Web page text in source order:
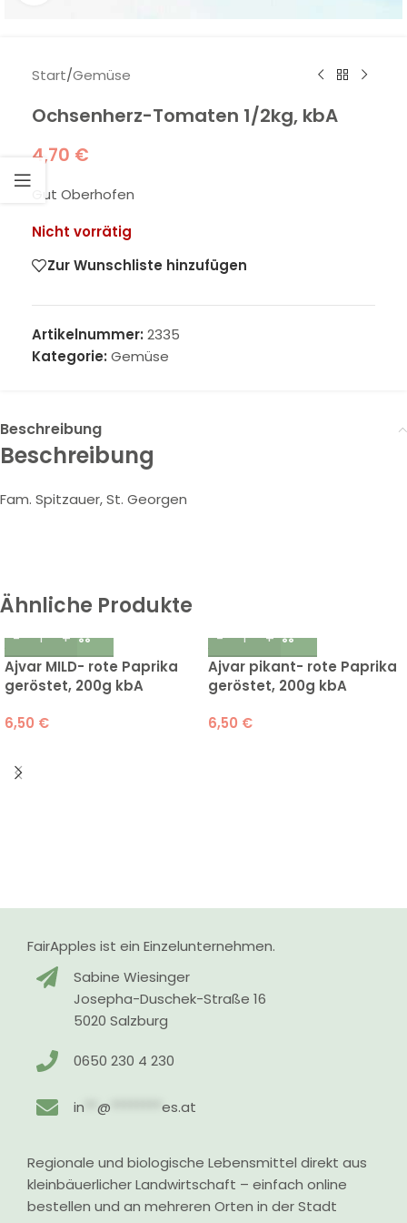
Start/Gemüse
Ochsenherz-Tomaten 1/2kg, kbA
4,70 €
Gut Oberhofen
Nicht vorrätig
Zur Wunschliste hinzufügen
Artikelnummer: 2335
Kategorie: Gemüse
Beschreibung
Beschreibung
Fam. Spitzauer, St. Georgen
Ähnliche Produkte
Ajvar MILD- rote Paprika
geröstet, 200g kbA
6,50 €
Ajvar pikant- rote Paprika
geröstet, 200g kbA
6,50 €
FairApples ist ein Einzelunternehmen.
Sabine Wiesinger
Josepha-Duschek-Straße 16
5020 Salzburg
0650 230 4 230
in **@ ********es.at
Regionale und biologische Lebensmittel direkt aus
kleinbäuerlicher Landwirtschaft – einfach online
bestellen und an mehreren Orten in der Stadt